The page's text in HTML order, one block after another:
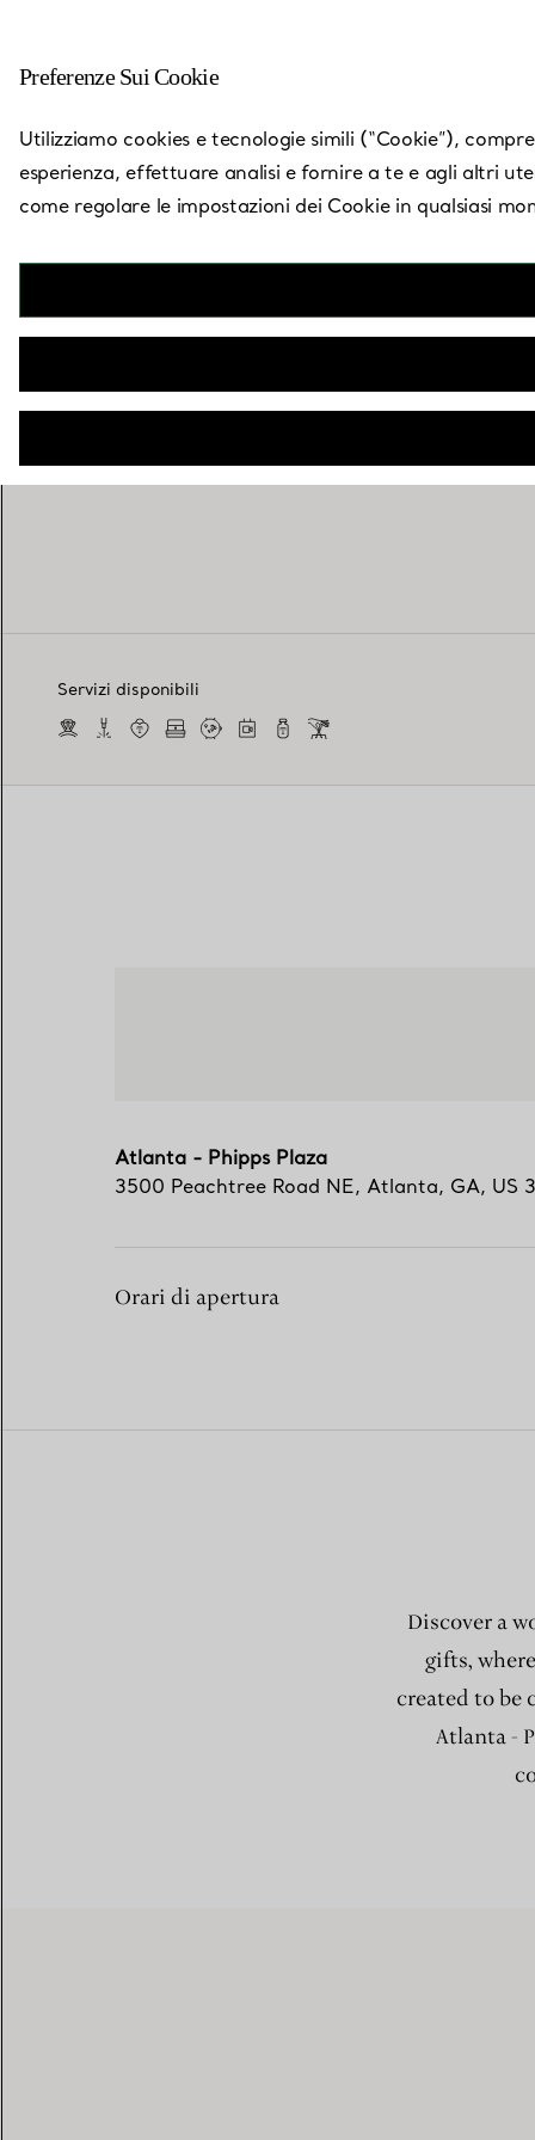
Torna a Trova un negozio
Servizi disponibili
Atlanta - Phipps Plaza
3500 Peachtree Road NE, Atlanta, GA, US
Orari di apertura
Discover a
gifts,
created to be
Atlanta -
Preferenze Sui Cookie
Utilizziamo cookies e tecnologie simili (“Cookie”),
esperienza, effettuare analisi e fornire a te e agli altri
come regolare le impostazioni dei Cookie in qualsiasi